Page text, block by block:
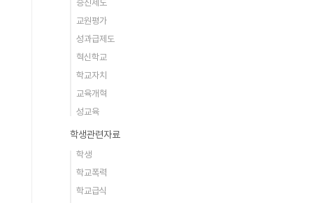
승진제도
교원평가
성과급제도
혁신학교
학교자치
교육개혁
성교육
학생관련자료
학생
학교폭력
학교급식